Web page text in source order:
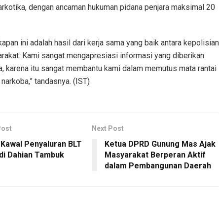
dengan ancaman hukuman pidana penjara maksimal 20
ini adalah hasil dari kerja sama yang baik antara kepolisian
Kami sangat mengapresiasi informasi yang diberikan
karena itu sangat membantu kami dalam memutus mata rantai
tandasnya. (IST)
Penyaluran BLT
Dahian Tambuk
Next Post
Ketua DPRD Gunung Mas Ajak
Masyarakat Berperan Aktif
dalam Pembangunan Daerah